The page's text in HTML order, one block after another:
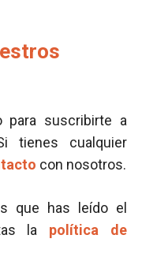
para suscribirte a
tienes cualquier
con nosotros.
que has leído el
la política de